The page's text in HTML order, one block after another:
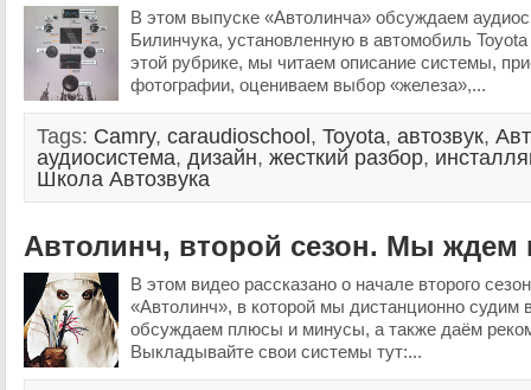
В этом выпуске «Автолинча» обсуждаем
Билинчука, установленную в автомобиль
этой рубрике, мы читаем описание системы,
фотографии, оцениваем выбор «железа»,...
Tags: Camry, caraudioschool , Toyota, автозвук,
аудиосистема, дизайн, жесткий разбор,
Школа Автозвука
Автолинч, второй сезон. Мы ждем
В этом видео рассказано о начале второго
«Автолинч», в которой мы дистанционно судим
обсуждаем плюсы и минусы, а также даём
Выкладывайте свои системы тут:...